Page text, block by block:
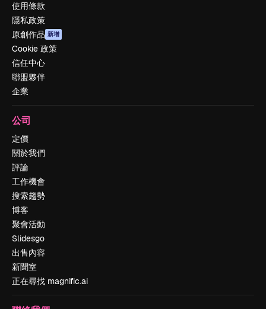
使用條款
隱私政策
原創作品 新增
Cookie 政策
信任中心
聯盟夥伴
企業
公司
定價
關於我們
評論
工作機會
搜索趨勢
博客
聚會活動
Slidesgo
出售內容
新聞室
正在尋找 magnific.ai